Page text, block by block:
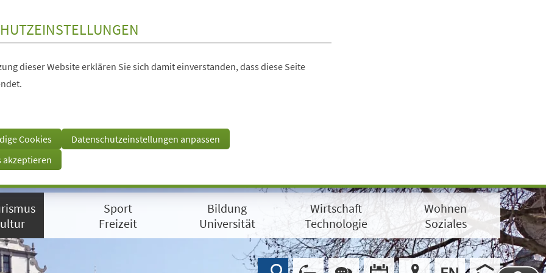
dieser Website erklären Sie sich damit einverstanden, dass diese Seite
Cookies
Datenschutzeinstellungen anpassen
akzeptieren
Sport
Freizeit
Bildung
Universität
Wirtschaft
Technologie
Wohnen
Soziales